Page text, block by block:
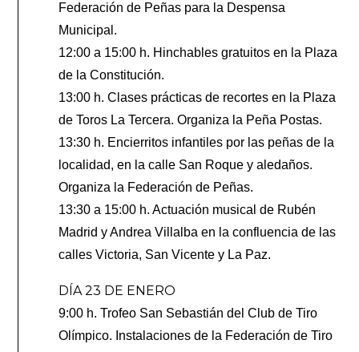
Federación de Peñas para la Despensa
Municipal.
12:00 a 15:00 h. Hinchables gratuitos en la Plaza
de la Constitución.
13:00 h. Clases prácticas de recortes en la Plaza
de Toros La Tercera. Organiza la Peña Postas.
13:30 h. Encierritos infantiles por las peñas de la
localidad, en la calle San Roque y aledaños.
Organiza la Federación de Peñas.
13:30 a 15:00 h. Actuación musical de Rubén
Madrid y Andrea Villalba en la confluencia de las
calles Victoria, San Vicente y La Paz.
DÍA 23 DE ENERO
9:00 h. Trofeo San Sebastián del Club de Tiro
Olímpico. Instalaciones de la Federación de Tiro